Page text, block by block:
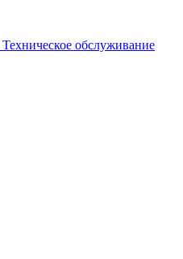
Техническое обслуживание